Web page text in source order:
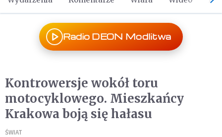
Radio DEON Modlitwa
Kontrowersje wokół toru
motocyklowego. Mieszkańcy
Krakowa boją się hałasu
ŚWIAT